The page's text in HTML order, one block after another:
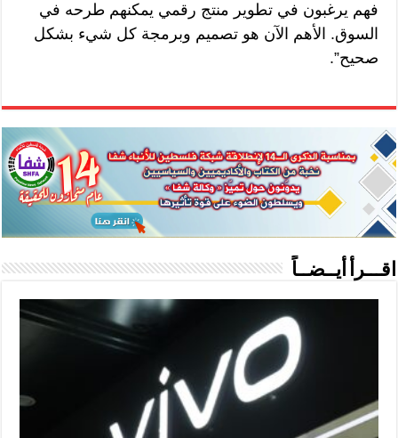
فهم يرغبون في تطوير منتج رقمي يمكنهم طرحه في
السوق. الأهم الآن هو تصميم وبرمجة كل شيء بشكل
صحيح”.
اقـــرأ أيــضــاً